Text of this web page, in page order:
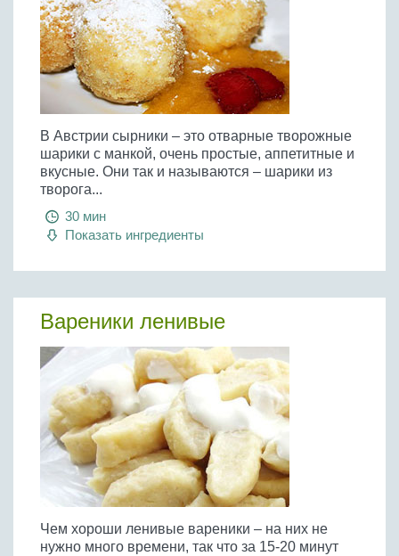
В Австрии сырники – это отварные творожные
шарики с манкой, очень простые, аппетитные и
вкусные. Они так и называются – шарики из
творога...
30 мин
Показать ингредиенты
Вареники ленивые
Чем хороши ленивые вареники – на них не
нужно много времени, так что за 15-20 минут